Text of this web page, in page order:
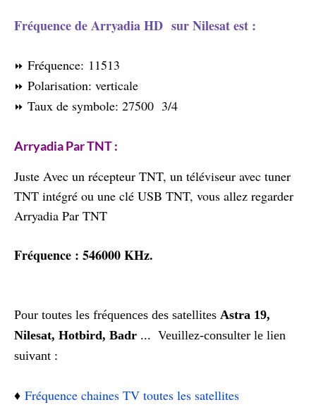
Fréquence de Arryadia HD sur Nilesat est :
⏩ Fréquence: 11513
⏩ Polarisation: verticale
⏩ Taux de symbole: 27500 3/4
Arryadia Par TNT :
Juste Avec un récepteur TNT, un téléviseur avec tuner
TNT intégré ou une clé USB TNT, vous allez regarder
Arryadia Par TNT
Fréquence : 546000 KHz.
Pour toutes les fréquences des satellites Astra 19,
Nilesat, Hotbird, Badr ... Veuillez-consulter le lien
suivant :
♦️ Fréquence chaines TV toutes les satellites